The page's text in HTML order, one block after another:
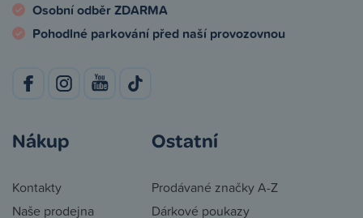
Osobní odběr ZDARMA
Pohodlné parkování před naší provozovnou
Nákup
Kontakty
Naše prodejna
Ostatní
Prodávané značky A-Z
Dárkové poukazy